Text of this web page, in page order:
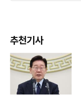
추천기사